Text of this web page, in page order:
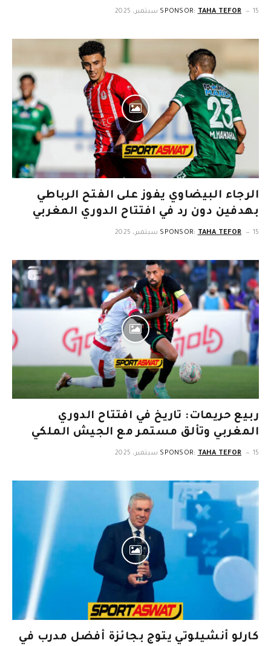
SPONSOR: TAHA TEFOR 15 سبتمبر، 2025
الرجاء البيضاوي يفوز على الفتح الرباطي
بهدفين دون رد في افتتاح الدوري المغربي
SPONSOR: TAHA TEFOR 15 سبتمبر، 2025
ربيع حريمات: تاريخ في افتتاح الدوري
المغربي وتألق مستمر مع الجيش الملكي
SPONSOR: TAHA TEFOR 15 سبتمبر، 2025
كارلو أنشيلوتي يتوج بجائزة أفضل مدرب في